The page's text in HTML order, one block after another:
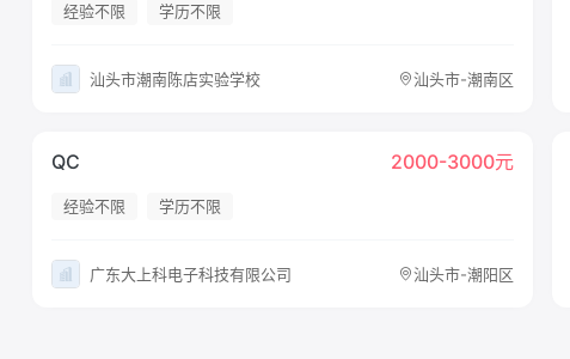
经验不限 学历不限
汕头市潮南陈店实验学校 汕头市-潮南区
QC 2000-3000元
经验不限 学历不限
广东大上科电子科技有限公司 汕头市-潮阳区